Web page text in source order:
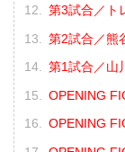
第3試合／ト
第2試合／熊
第1試合／山
OPENING
OPENING